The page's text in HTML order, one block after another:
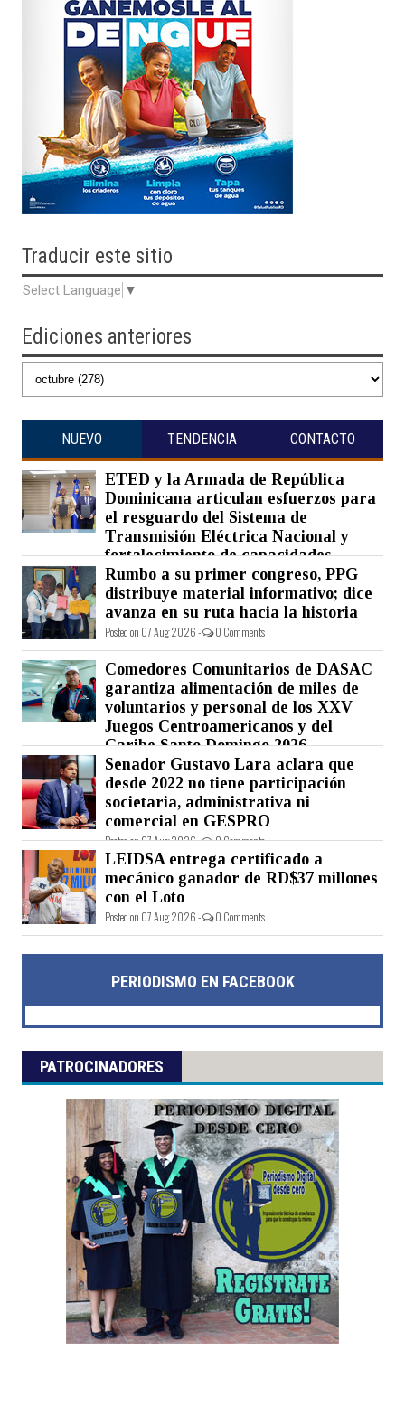
Traducir este sitio
Select Language ▼
Ediciones anteriores
NUEVO TENDENCIA CONTACTO
ETED y la Armada de República
Dominicana articulan esfuerzos para
el resguardo del Sistema de
Transmisión Eléctrica Nacional y
fortalecimiento de capacidades.
Posted on 07 Aug 2026 - 0 Comments
Rumbo a su primer congreso, PPG
distribuye material informativo; dice
avanza en su ruta hacia la historia
Posted on 07 Aug 2026 - 0 Comments
Comedores Comunitarios de DASAC
garantiza alimentación de miles de
voluntarios y personal de los XXV
Juegos Centroamericanos y del
Caribe Santo Domingo 2026
Posted on 07 Aug 2026 - 0 Comments
Senador Gustavo Lara aclara que
desde 2022 no tiene participación
societaria, administrativa ni
comercial en GESPRO
Posted on 07 Aug 2026 - 0 Comments
LEIDSA entrega certificado a
mecánico ganador de RD$37 millones
con el Loto
Posted on 07 Aug 2026 - 0 Comments
PERIODISMO EN FACEBOOK
PATROCINADORES